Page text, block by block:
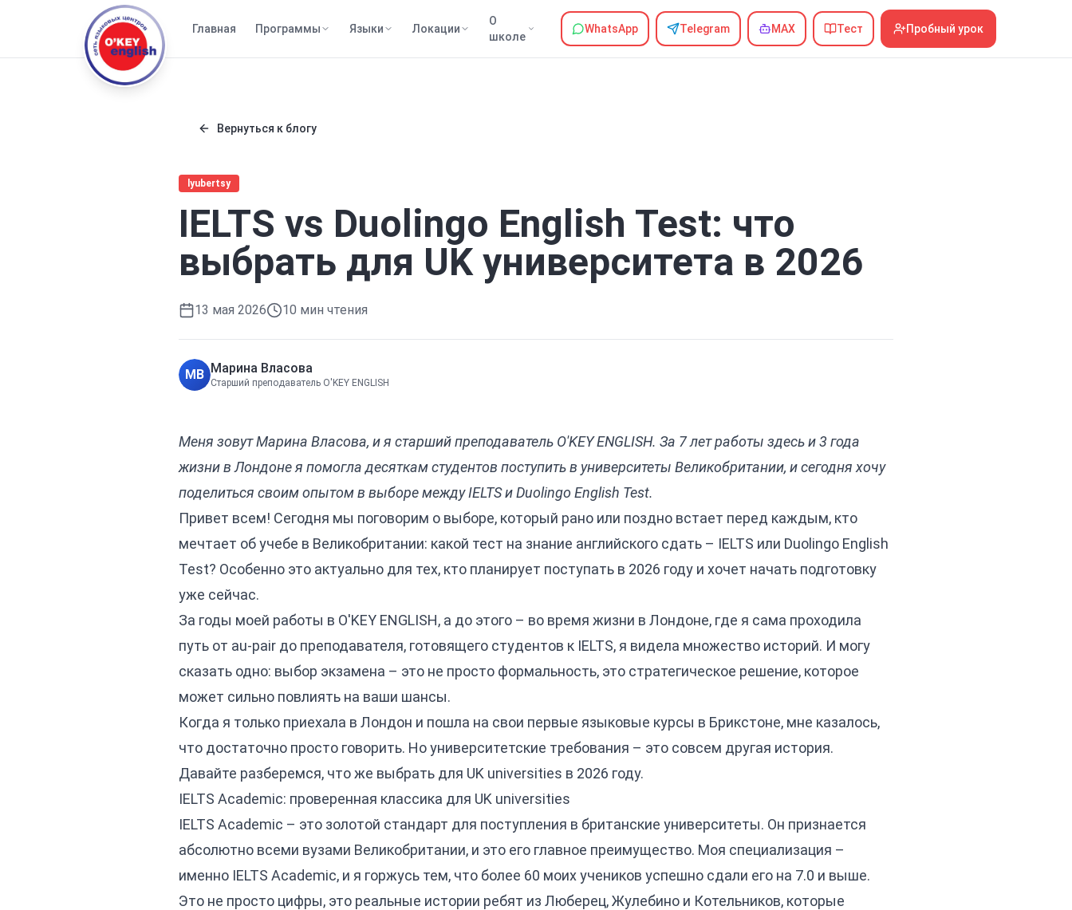
Главная Программы Языки Локации
О
школе
WhatsApp Telegram MAX Тест Пробный урок
Вернуться к блогу
lyubertsy
IELTS vs Duolingo English Test: что
выбрать для UK университета в 2026
13 мая 2026 10 мин чтения
МВ Марина Власова
Старший преподаватель O'KEY ENGLISH
Меня зовут Марина Власова, и я старший преподаватель O'KEY ENGLISH. За 7 лет работы здесь и 3 года
жизни в Лондоне я помогла десяткам студентов поступить в университеты Великобритании, и сегодня хочу
поделиться своим опытом в выборе между IELTS и Duolingo English Test.
Привет всем! Сегодня мы поговорим о выборе, который рано или поздно встает перед каждым, кто
мечтает об учебе в Великобритании: какой тест на знание английского сдать – IELTS или Duolingo English
Test? Особенно это актуально для тех, кто планирует поступать в 2026 году и хочет начать подготовку
уже сейчас.
За годы моей работы в O'KEY ENGLISH, а до этого – во время жизни в Лондоне, где я сама проходила
путь от au-pair до преподавателя, готовящего студентов к IELTS, я видела множество историй. И могу
сказать одно: выбор экзамена – это не просто формальность, это стратегическое решение, которое
может сильно повлиять на ваши шансы.
Когда я только приехала в Лондон и пошла на свои первые языковые курсы в Брикстоне, мне казалось,
что достаточно просто говорить. Но университетские требования – это совсем другая история.
Давайте разберемся, что же выбрать для UK universities в 2026 году.
IELTS Academic: проверенная классика для UK universities
IELTS Academic – это золотой стандарт для поступления в британские университеты. Он признается
абсолютно всеми вузами Великобритании, и это его главное преимущество. Моя специализация –
именно IELTS Academic, и я горжусь тем, что более 60 моих учеников успешно сдали его на 7.0 и выше.
Это не просто цифры, это реальные истории ребят из Люберец, Жулебино и Котельников, которые